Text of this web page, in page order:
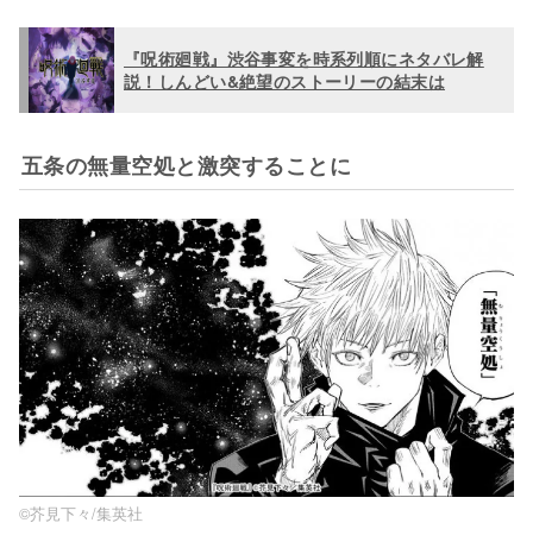
『呪術廻戦』渋谷事変を時系列順にネタバレ解
説！しんどい&絶望のストーリーの結末は
五条の無量空処と激突することに
©︎芥見下々/集英社